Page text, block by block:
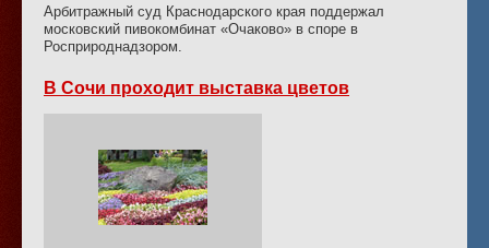
Арбитражный суд Краснодарского края поддержал
московский пивокомбинат «Очаково» в споре в
Росприроднадзором.
В Сочи проходит выставка цветов